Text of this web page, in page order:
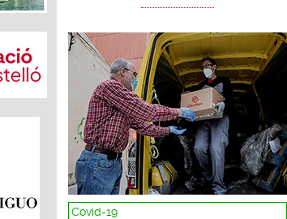
Covid-19